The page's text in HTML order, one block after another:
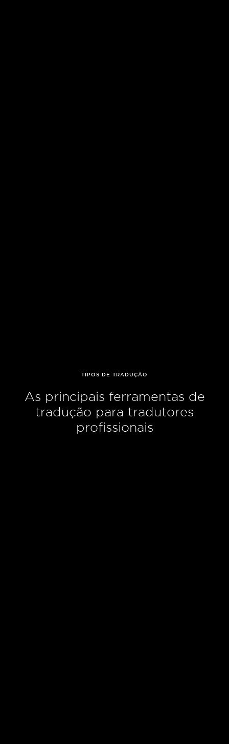
TIPOS DE TRADUÇÃO
As principais ferramentas de
tradução para tradutores
profissionais